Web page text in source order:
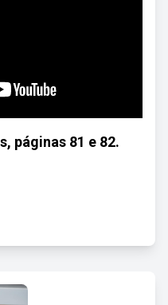
páginas 81 e 82.